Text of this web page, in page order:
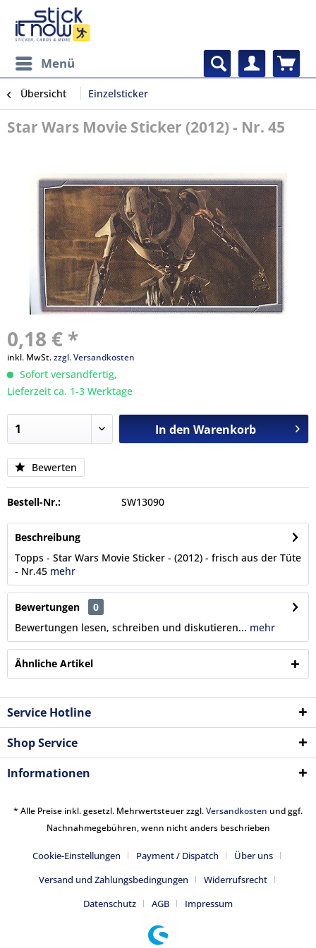
Menü
Übersicht Einzelsticker
Star Wars Movie Sticker (2012) - Nr. 45
0,18 € *
inkl. MwSt.zzgl. Versandkosten
Sofort versandfertig,
Lieferzeit ca. 1-3 Werktage
In den Warenkorb
Bewerten
Bestell-Nr.: SW13090
Beschreibung
Topps - Star Wars Movie Sticker - (2012) - frisch aus der Tüte
- Nr.45 mehr
Bewertungen
0
Bewertungen lesen, schreiben und diskutieren... mehr
Ähnliche Artikel
Service Hotline
Shop Service
Informationen
* Alle Preise inkl. gesetzl. Mehrwertsteuer zzgl.Versandkosten und ggf.
Nachnahmegebühren, wenn nicht anders beschrieben
Cookie-Einstellungen Payment / Dispatch
Über uns
Versand und Zahlungsbedingungen
Widerrufsrecht
Datenschutz
AGB Impressum